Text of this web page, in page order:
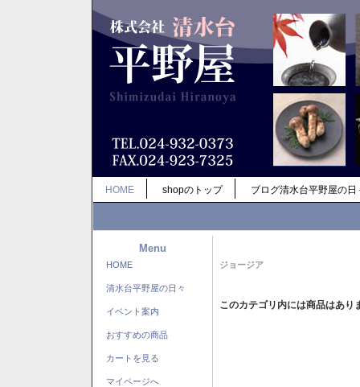
HOME shopのトップ ブログ清水台平野屋の日
Menu
HOME
清水台平野屋の日々
イベント案内
おすすめの商品
カートを見る
マイページへ
ジョージア
このカテゴリ内には商品はあり